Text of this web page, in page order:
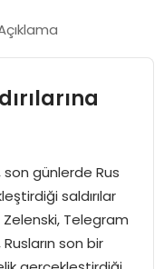
son günlerde Rus
saldırılar
Telegram
son bir